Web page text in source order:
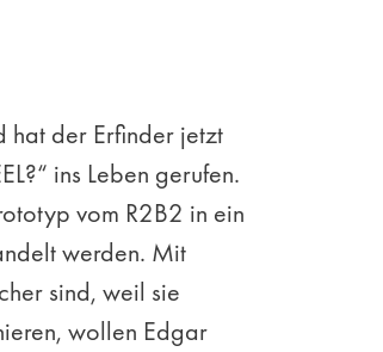
hat der Erfinder jetzt
ins Leben gerufen.
vom R2B2 in ein
werden. Mit
sind, weil sie
wollen Edgar